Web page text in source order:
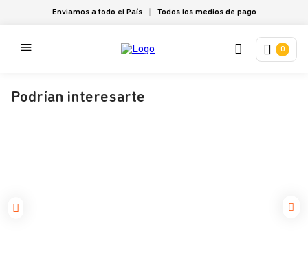
Enviamos a todo el País Todos los medios de pago
0
Podrían interesarte